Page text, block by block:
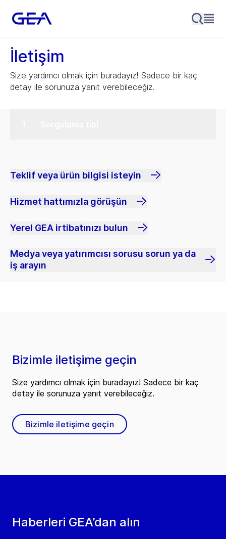
İletişim
Size yardımcı olmak için buradayız! Sadece bir kaç
detay ile sorunuza yanıt verebileceğiz.
Teklif veya ürün bilgisi isteyin
Hizmet hattımızla görüşün
Yerel GEA irtibatınızı bulun
Medya veya yatırımcısı sorusu sorun ya da
iş arayın
Haberleri GEA’dan alın
Bizimle iletişime geçin
Size yardımcı olmak için buradayız! Sadece bir kaç
detay ile sorunuza yanıt verebileceğiz.
Bizimle iletişime geçin